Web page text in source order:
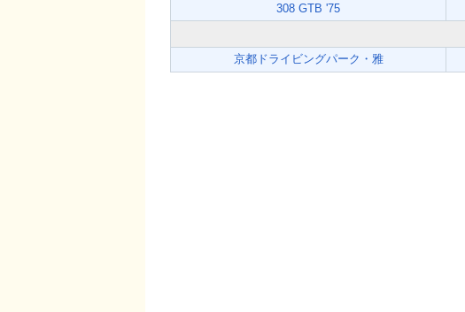
308 GTB '75
京都ドライビングパーク・雅